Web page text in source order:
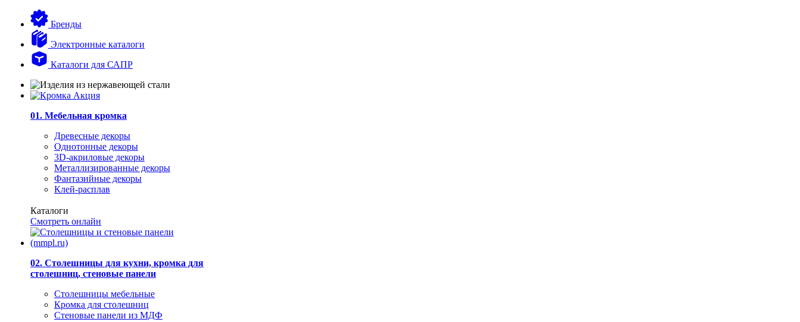
Бренды
Электронные каталоги
Каталоги для САПР
01. Мебельная кромка
Древесные декоры
Однотонные декоры
3D-акриловые декоры
Металлизированные декоры
Фантазийные декоры
Клей-расплав
Каталоги
Смотреть онлайн
02. Столешницы для кухни, кромка для
столешниц, стеновые панели
Столешницы мебельные
Кромка для столешниц
Стеновые панели из МДФ